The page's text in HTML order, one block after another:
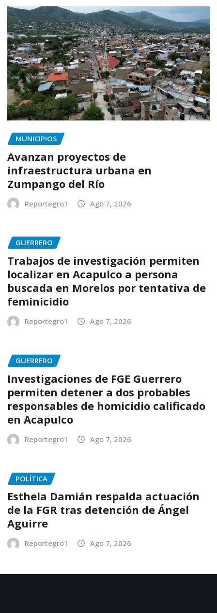
MUNICIPIOS
Avanzan proyectos de
infraestructura urbana en
Zumpango del Río
Reportegro1 Ago 7, 2026
GUERRERO
Trabajos de investigación permiten
localizar en Acapulco a persona
buscada en Morelos por tentativa de
feminicidio
Reportegro1 Ago 7, 2026
GUERRERO
Investigaciones de FGE Guerrero
permiten detener a dos probables
responsables de homicidio calificado
en Acapulco
Reportegro1 Ago 7, 2026
POLÍTICA
Esthela Damián respalda actuación
de la FGR tras detención de Ángel
Aguirre
Reportegro1 Ago 7, 2026